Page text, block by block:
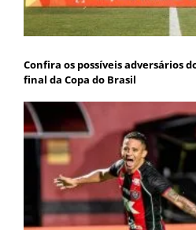
Confira os possíveis adversários
final da Copa do Brasil